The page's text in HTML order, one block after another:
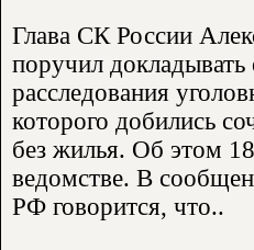
Глава СК России
поручил докладывать
расследования
которого добились
без жилья. Об этом
ведомстве. В
РФ говорится, что..